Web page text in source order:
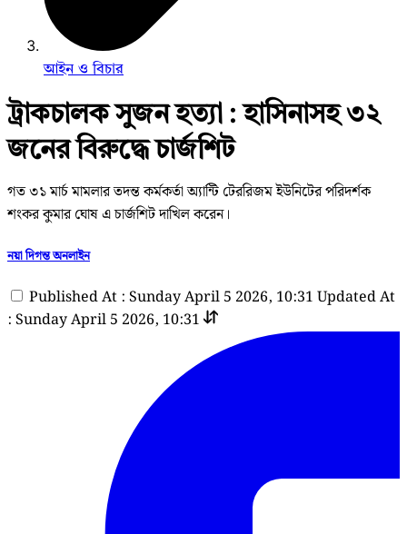
আইন ও বিচার
ট্রাকচালক সুজন হত্যা : হাসিনাসহ ৩২
জনের বিরুদ্ধে চার্জশিট
গত ৩১ মার্চ মামলার তদন্ত কর্মকর্তা অ্যান্টি টেররিজম ইউনিটের পরিদর্শক
শংকর কুমার ঘোষ এ চার্জশিট দাখিল করেন।
নয়া দিগন্ত অনলাইন
Published At : Sunday April 5 2026, 10:31 Updated At
: Sunday April 5 2026, 10:31